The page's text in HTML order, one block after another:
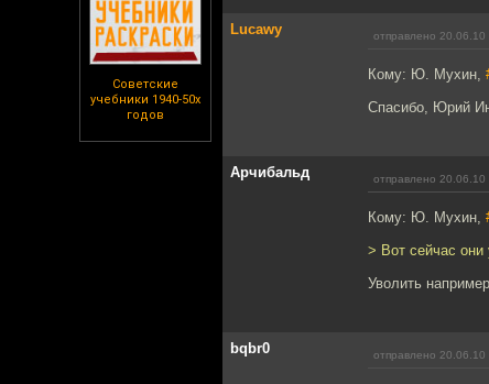
Советские
учебники 1940-50х
годов
Lucawy отправлено 20.06.10
Кому: Ю. Мухин,
Спасибо, Юрий
Арчибальд отправлено 20.06.10
Кому: Ю. Мухин,
> Вот сейчас они
Уволить
bqbr0 отправлено 20.06.10